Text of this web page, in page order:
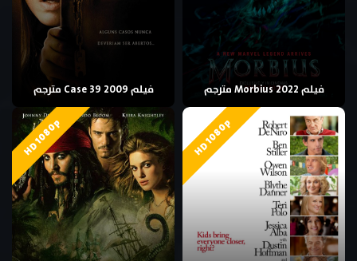
فيلم Morbius 2022 مترجم فيلم Case 39 2009 مترجم
HD 1080p
HD 1080p